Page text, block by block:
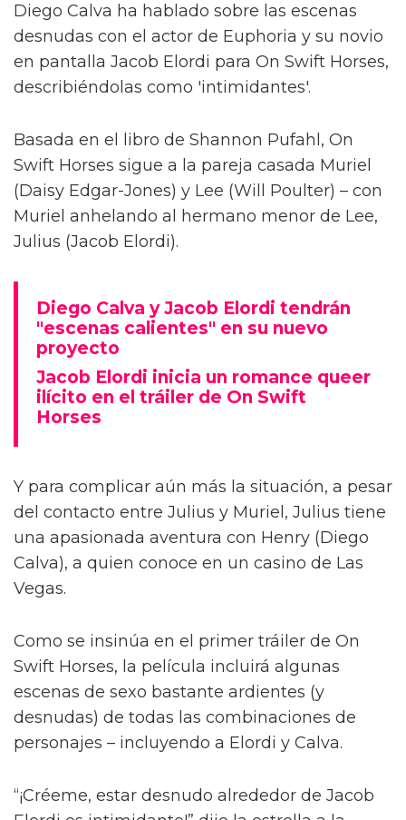
Diego Calva ha hablado sobre las escenas
desnudas con el actor de Euphoria y su novio
en pantalla Jacob Elordi para On Swift Horses,
describiéndolas como 'intimidantes'.
Basada en el libro de Shannon Pufahl, On
Swift Horses sigue a la pareja casada Muriel
(Daisy Edgar-Jones) y Lee (Will Poulter) – con
Muriel anhelando al hermano menor de Lee,
Julius (Jacob Elordi).
Diego Calva y Jacob Elordi tendrán
"escenas calientes" en su nuevo
proyecto
Jacob Elordi inicia un romance queer
ilícito en el tráiler de On Swift
Horses
Y para complicar aún más la situación, a pesar
del contacto entre Julius y Muriel, Julius tiene
una apasionada aventura con Henry (Diego
Calva), a quien conoce en un casino de Las
Vegas.
Como se insinúa en el primer tráiler de On
Swift Horses, la película incluirá algunas
escenas de sexo bastante ardientes (y
desnudas) de todas las combinaciones de
personajes – incluyendo a Elordi y Calva.
“¡Créeme, estar desnudo alrededor de Jacob